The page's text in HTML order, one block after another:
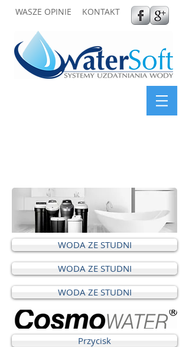
WASZE OPINIE KONTAKT
Przycisk
WODA ZE STUDNI
WODA ZE STUDNI
WODA ZE STUDNI